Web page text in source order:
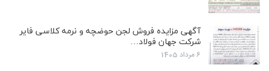
آگهی مزایده فروش لجن حوضچه و نرمه کلاسی فایر
شرکت جهان فولاد…
6 مرداد 1405